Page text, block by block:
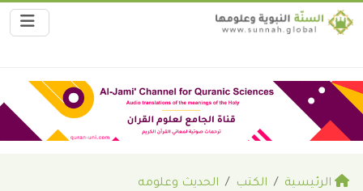
الرئيسية الكتب
الحديث وعلومه